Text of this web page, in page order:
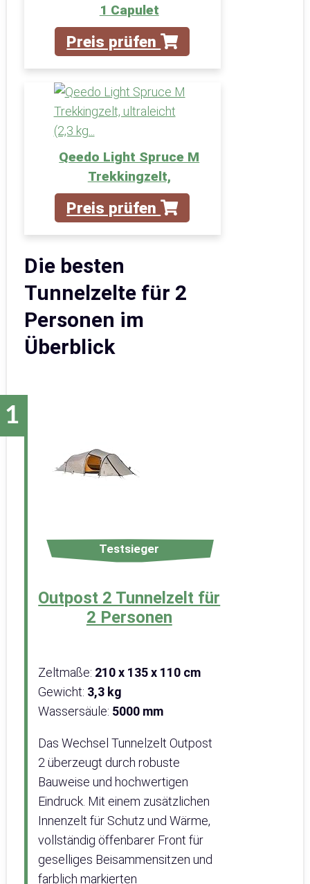
1 Capulet
Preis prüfen
Qeedo Light Spruce M
Trekkingzelt,
Preis prüfen
Die besten
Tunnelzelte für 2
Personen im
Überblick
Testsieger
Outpost 2 Tunnelzelt für
2 Personen
Zeltmaße: ‎210 x 135 x 110 cm
Gewicht: 3,3 kg
Wassersäule: 5000 mm
Das Wechsel Tunnelzelt Outpost
2 überzeugt durch robuste
Bauweise und hochwertigen
Eindruck. Mit einem zusätzlichen
Innenzelt für Schutz und Wärme,
vollständig öffenbarer Front für
geselliges Beisammensitzen und
farblich markierten